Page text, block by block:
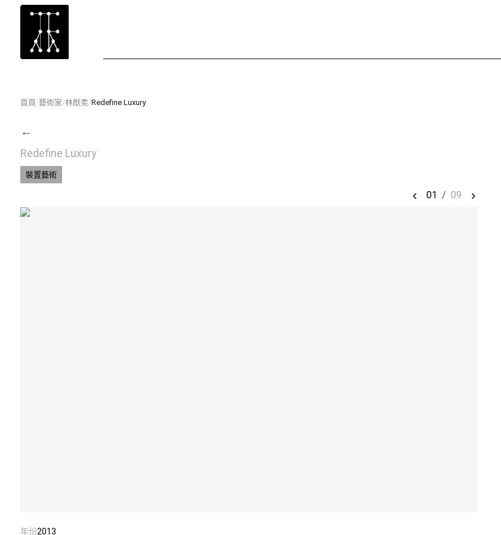
首頁/藝術家/林猷柔/Redefine Luxury
←
Redefine Luxury
裝置藝術
‹ 01 / 09 ›
年份2013